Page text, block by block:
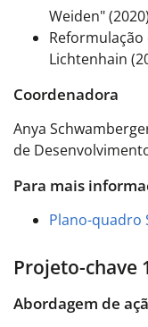
Weiden" (2020)
Lichtenhain
Coordenadora
Anya
de
Para mais
Plano-quadro
Projeto-chave
Abordagem de